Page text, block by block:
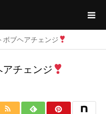
ボブヘアチェンジ
チェンジ